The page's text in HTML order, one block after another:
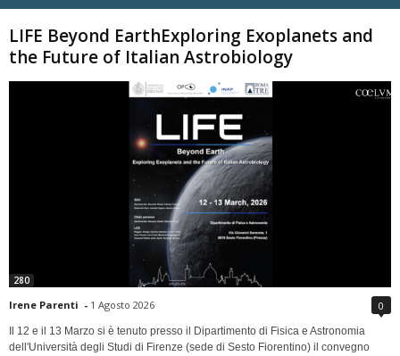
LIFE Beyond EarthExploring Exoplanets and
the Future of Italian Astrobiology
280
Irene Parenti - 1 Agosto 2026 0
Il 12 e il 13 Marzo si è tenuto presso il Dipartimento di Fisica e Astronomia
dell'Università degli Studi di Firenze (sede di Sesto Fiorentino) il convegno